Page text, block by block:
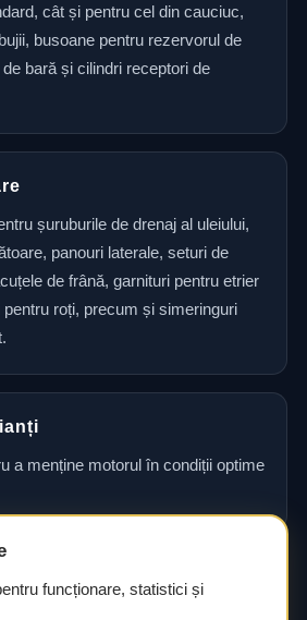
cât și pentru cel din cauciuc,
busoane pentru rezervorul de
bară și cilindri receptori de
șuruburile de drenaj al uleiului,
panouri laterale, seturi de
de frână, garnituri pentru etrier
roți, precum și simeringuri
a menține motorul în condiții optime
tehnică
funcționare, statistici și